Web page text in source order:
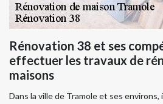
Rénovation 38 et ses
effectuer les travaux de
maisons
Dans la ville de Tramole et ses